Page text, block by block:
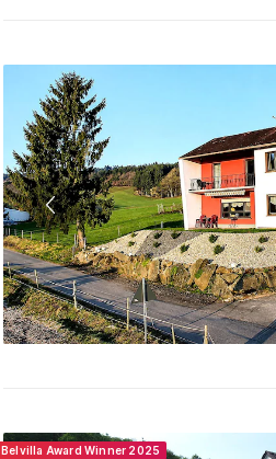
Belvilla Award Winner 2025